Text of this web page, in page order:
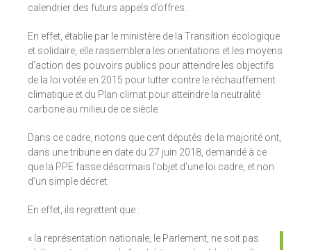
calendrier des futurs appels d’offres.
En effet, établie par le ministère de la Transition écologique
et solidaire, elle rassemblera les orientations et les moyens
d’action des pouvoirs publics pour atteindre les objectifs
de la loi votée en 2015 pour lutter contre le réchauffement
climatique et du Plan climat pour atteindre la neutralité
carbone au milieu de ce siècle. ​
Dans ce cadre, notons que cent députés de la majorité ont,
dans une tribune en date du 27 juin 2018, demandé à ce
que la PPE fasse désormais l’objet d’une loi cadre, et non
d’un simple décret.
En effet, ils regrettent que :
« la représentation nationale, le Parlement, ne soit pas